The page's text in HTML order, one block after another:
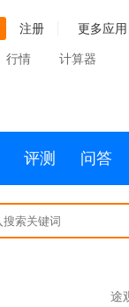
注册 更多应用
行情 计算器
评测 问答
途